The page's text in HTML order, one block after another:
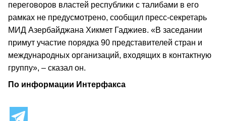
переговоров властей республики с талибами в его
рамках не предусмотрено, сообщил пресс-секретарь
МИД Азербайджана Хикмет Гаджиев. «В заседании
примут участие порядка 90 представителей стран и
международных организаций, входящих в контактную
группу», – сказал он.
По информации Интерфакса